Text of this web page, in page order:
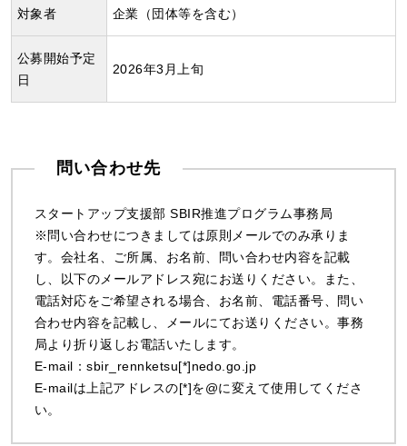
対象者 企業（団体等を含む）
公募開始予定
日
2026年3月上旬
問い合わせ先
スタートアップ支援部 SBIR推進プログラム事務局
※問い合わせにつきましては原則メールでのみ承りま
す。会社名、ご所属、お名前、問い合わせ内容を記載
し、以下のメールアドレス宛にお送りください。また、
電話対応をご希望される場合、お名前、電話番号、問い
合わせ内容を記載し、メールにてお送りください。事務
局より折り返しお電話いたします。
E-mail：sbir_rennketsu[*]nedo.go.jp
E-mailは上記アドレスの[*]を@に変えて使用してくださ
い。